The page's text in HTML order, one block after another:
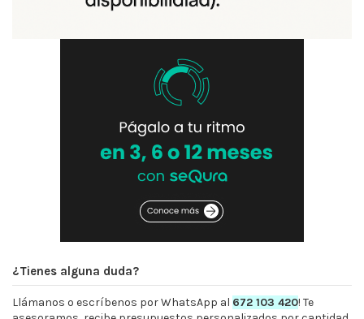
¿Tienes alguna duda?
Llámanos o escríbenos por WhatsApp al 672 103 420! Te